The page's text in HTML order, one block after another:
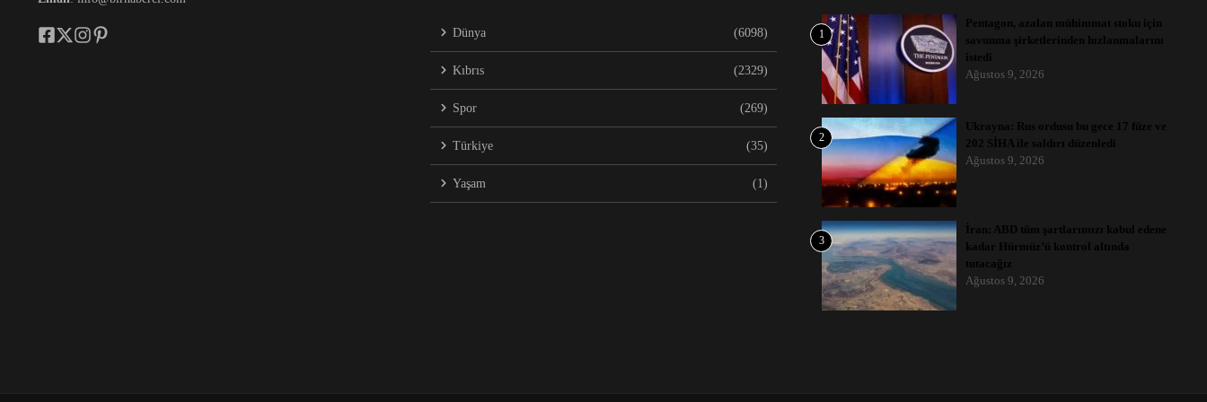
Dünya (6098)
Kıbrıs (2329)
Spor (269)
Türkiye (35)
Yaşam (1)
1
Pentagon, azalan mühimmat stoku için
savunma şirketlerinden hızlanmalarını
istedi
Ağustos 9, 2026
2
Ukrayna: Rus ordusu bu gece 17 füze ve
202 SİHA ile saldırı düzenledi
Ağustos 9, 2026
3
İran: ABD tüm şartlarımızı kabul edene
kadar Hürmüz’ü kontrol altında
tutacağız
Ağustos 9, 2026